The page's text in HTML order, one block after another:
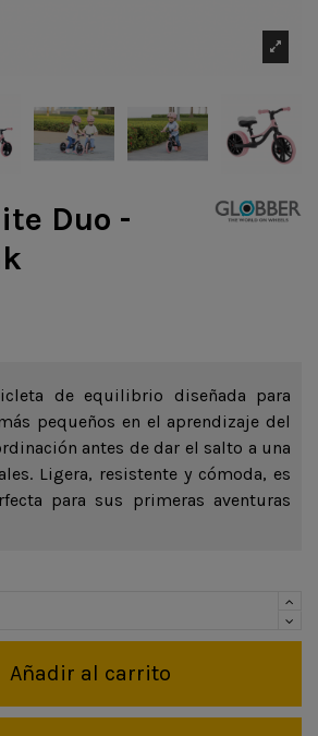
Duo -
de equilibrio diseñada para
pequeños en el aprendizaje del
antes de dar el salto a una
Ligera, resistente y cómoda, es
para sus primeras aventuras
Añadir al carrito